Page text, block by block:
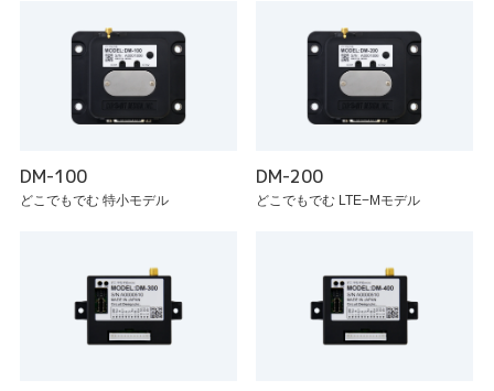
DM-100
どこでもでむ 特小モデル
DM-200
どこでもでむ LTE−Mモデル